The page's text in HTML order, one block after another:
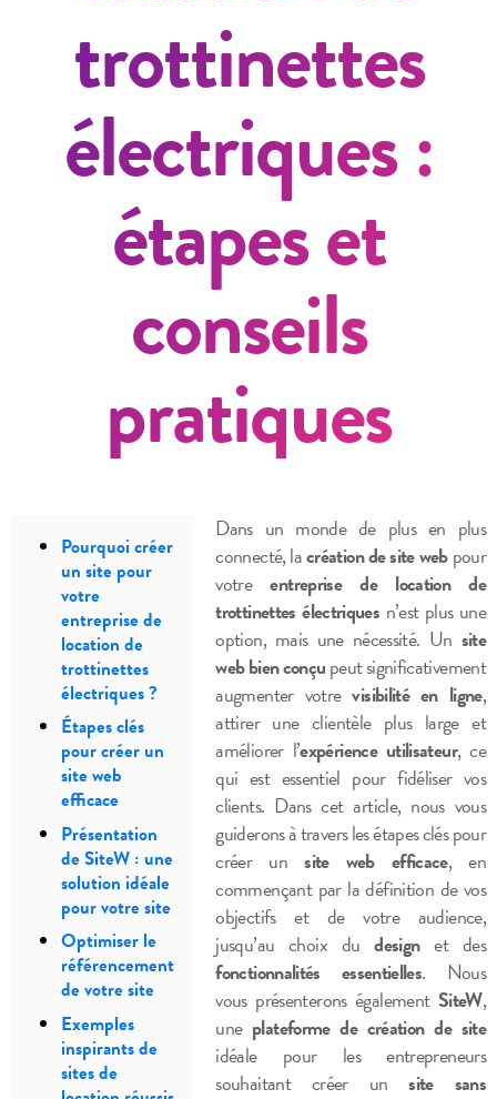
trottinettes
électriques :
étapes et
conseils
pratiques
Pourquoi créer
un site pour
votre
entreprise de
location de
trottinettes
électriques ?
Étapes clés
pour créer un
site web
efficace
Présentation
de SiteW : une
solution idéale
pour votre site
Optimiser le
référencement
de votre site
Exemples
inspirants de
sites de
Dans un monde de plus en plus
connecté, lacréation de site webpour
votreentreprise de location de
trottinettes électriques n’est plus une
option, mais une nécessité. Un site
web bien conçupeut significativement
augmenter votrevisibilité en ligne,
attirer une clientèle plus large et
améliorer l’expérience utilisateur, ce
qui est essentiel pour fidéliser vos
clients. Dans cet article, nous vous
guiderons à travers les étapes clés pour
créer unsite web efficace, en
commençant par la définition de vos
objectifs et de votre audience,
jusqu’au choix dudesignet des
fonctionnalités essentielles. Nous
vous présenterons également SiteW,
une plateforme de création de site
idéale pour les entrepreneurs
souhaitant créer unsite sans